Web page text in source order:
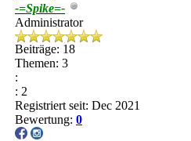
-=Spike=-
Administrator
Beiträge: 18
Themen: 3
:
: 2
Registriert seit: Dec 2021
Bewertung: 0